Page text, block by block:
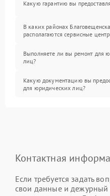
Какую гарантию вы
В каких районах Благовещенска
располагаются сервисные
Выполняете ли вы ремонт для
лиц?
Какую документацию вы
для юридических лиц?
Контактная
Если требуется задать
свои данные и дежурный